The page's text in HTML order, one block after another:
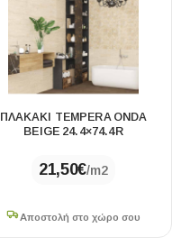
ΠΛΑΚΑΚΙ TEMPERA ONDA
BEIGE 24.4×74.4R
21,50€/m2
Αποστολή στο χώρο σου